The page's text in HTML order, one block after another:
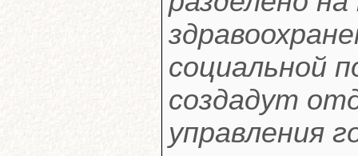
социальной
создадут
управления